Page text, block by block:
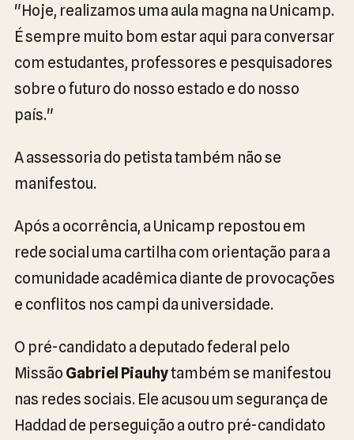
"Hoje, realizamos uma aula magna na Unicamp.
É sempre muito bom estar aqui para conversar
com estudantes, professores e pesquisadores
sobre o futuro do nosso estado e do nosso
país."
A assessoria do petista também não se
manifestou.
Após a ocorrência, a Unicamp repostou em
rede social uma cartilha com orientação para a
comunidade acadêmica diante de provocações
e conflitos nos campi da universidade.
O pré-candidato a deputado federal pelo
Missão Gabriel Piauhytambém se manifestou
nas redes sociais. Ele acusou um segurança de
Haddad de perseguição a outro pré-candidato